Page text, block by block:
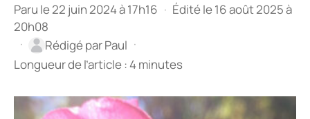
Paru le 22 juin 2024 à 17h16 · Édité le 16 août 2025 à
20h08
·
Rédigé parPaul ·
Longueur de l’article : 4 minutes